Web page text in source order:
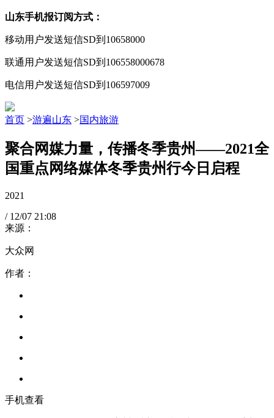
山东手机报订阅方式：
移动用户发送短信SD到10658000
联通用户发送短信SD到106558000678
电信用户发送短信SD到106597009
首页 >游遍山东 >国内旅游
聚合网媒力量，传播冬季贵州——2021全
国重点网络媒体冬季贵州行今日启程
2021
/ 12/07 21:08
来源：
大众网
作者：
手机查看